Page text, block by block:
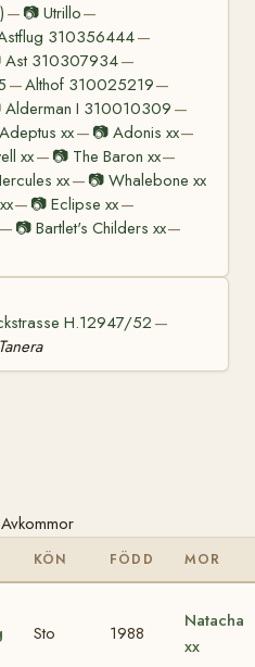
— 📷 Utrillo—
310356444—
Ast 310307934—
—Althof 310025219—
Alderman I 310010309 —
Adeptus xx— 📷 Adonis xx—
xx— 📷 The Baron xx—
xx— 📷 Whalebone xx
— 📷Eclipse xx—
— 📷 Bartlet's Childers xx—
H.12947/52 —
Avkommor
KÖN FÖDD MOR
Sto 1988
Natacha
xx